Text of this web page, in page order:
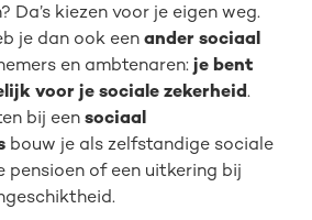
Da’s kiezen voor je eigen weg.
je dan ook een ander sociaal
en ambtenaren: je bent
voor je sociale zekerheid.
bij een sociaal
bouw je als zelfstandige sociale
pensioen of een uitkering bij